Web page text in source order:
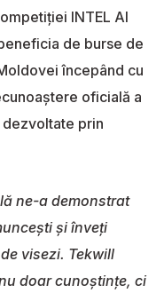
INTEL AI
de burse de
începând cu
oficială a
prin
ne-a demonstrat
și înveți
visezi. Tekwill
doar cunoștințe, ci